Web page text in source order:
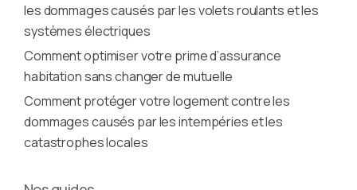
les dommages causés par les volets roulants et les
systèmes électriques
Comment optimiser votre prime d’assurance
habitation sans changer de mutuelle
Comment protéger votre logement contre les
dommages causés par les intempéries et les
catastrophes locales